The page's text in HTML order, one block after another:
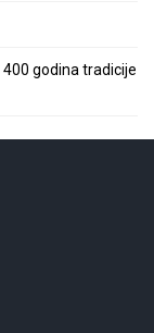
godina tradicije